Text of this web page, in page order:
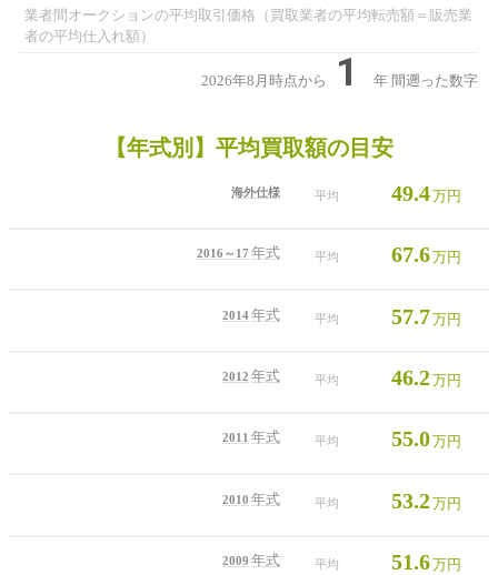
業者間オークションの平均取引価格（買取業者の平均転売額＝販売業
者の平均仕入れ額）
2026年8月時点から 1 年 間遡った数字
【年式別】平均買取額の目安
海外仕様 平均 49.4万円
2016～17 年式 平均 67.6万円
2014年式 平均 57.7万円
2012 年式 平均 46.2万円
2011 年式 平均 55.0万円
2010 年式 平均 53.2万円
2009 年式 平均 51.6万円